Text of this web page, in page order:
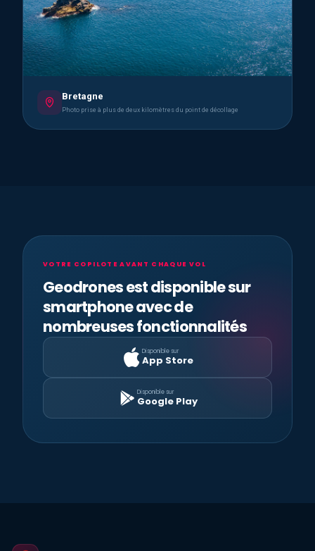
Bretagne
Photo prise à plus de deux kilomètres du point de décollage
VOTRE COPILOTE AVANT CHAQUE VOL
Geodrones est disponible sur
smartphone avec de
nombreuses fonctionnalités
Disponible sur
App Store
Disponible sur
Google Play